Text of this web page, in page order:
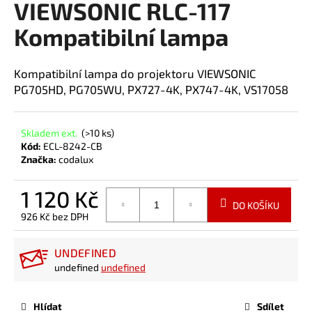
VIEWSONIC RLC-117
Kompatibilní lampa
Kompatibilní lampa do projektoru VIEWSONIC
PG705HD, PG705WU, PX727-4K, PX747-4K, VS17058
Skladem ext. (>10 ks)
Kód: ECL-8242-CB
Značka: codalux
1 120 Kč
926 Kč bez DPH
Měrná
DO KOŠÍKU
UNDEFINED
undefined undefined
Hlídat Sdílet
a
j
t
?
HLEDAT